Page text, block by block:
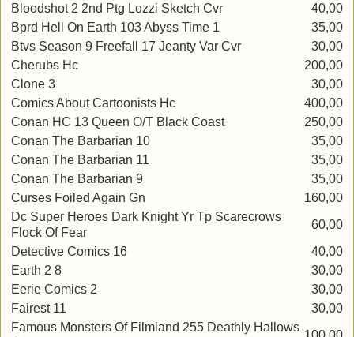
Bloodshot 2 2nd Ptg Lozzi Sketch Cvr
40,00
Bprd Hell On Earth 103 Abyss Time 1
35,00
Btvs Season 9 Freefall 17 Jeanty Var Cvr
30,00
Cherubs Hc
200,00
Clone 3
30,00
Comics About Cartoonists Hc
400,00
Conan HC 13 Queen O/T Black Coast
250,00
Conan The Barbarian 10
35,00
Conan The Barbarian 11
35,00
Conan The Barbarian 9
35,00
Curses Foiled Again Gn
160,00
Dc Super Heroes Dark Knight Yr Tp Scarecrows
Flock Of Fear
60,00
Detective Comics 16
40,00
Earth 2 8
30,00
Eerie Comics 2
30,00
Fairest 11
30,00
Famous Monsters Of Filmland 255 Deathly Hallows